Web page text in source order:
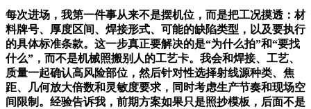
每次进场，我第一件事从来不是摆机位，而是把工况摸透：材
料牌号、厚度区间、焊接形式、可能的缺陷类型，以及要执行
的具体标准条款。这一步真正要解决的是“为什么拍”和“要找
什么”，而不是机械照搬别人的工艺卡。我会和焊接、工艺、
质量一起确认高风险部位，然后针对性选择射线源种类、焦
距、几何放大倍数和灵敏度要求，同时考虑生产节奏和现场空
间限制。经验告诉我，前期方案如果只是照抄模板，后面不是